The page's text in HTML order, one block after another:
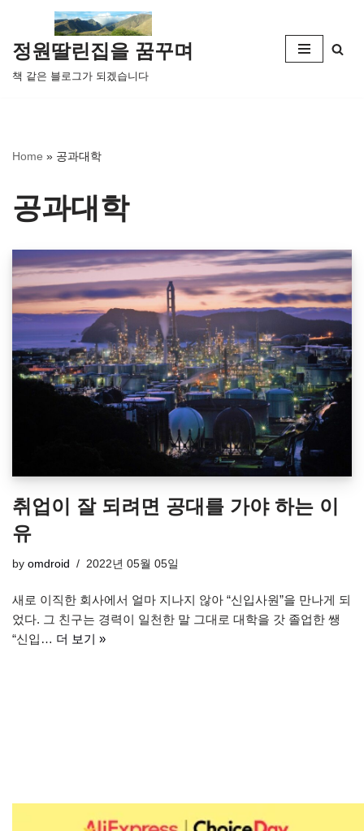
콘
텐
츠
뛰
정원딸린집을 꿈꾸며
책 같은 블로그가 되겠습니다
Home » 공과대학
공과대학
취업이 잘 되려면 공대를 가야 하는 이
유
by omdroid 2022년 05월 05일
새로 이직한 회사에서 얼마 지나지 않아 “신입사원”을 만나게 되
었다. 그 친구는 경력이 일천한 말 그대로 대학을 갓 졸업한 쌩
“신입… 더 보기 »